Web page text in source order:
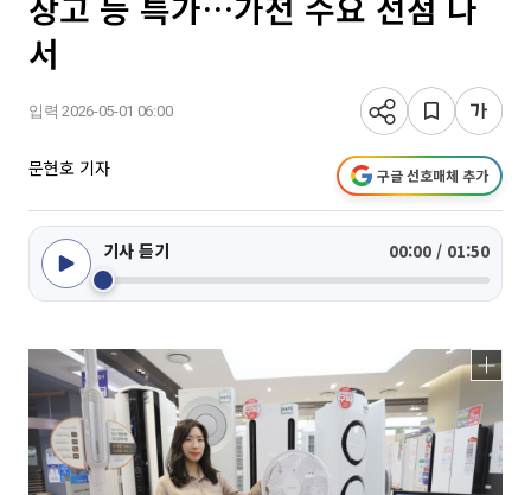
서
입력 2026-05-01 06:00
문현호 기자 구글 선호매체 추가
기사 듣기 00:00 / 01:50